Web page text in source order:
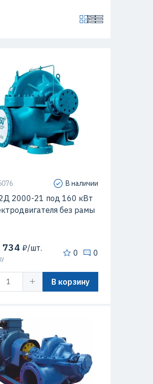
В наличии
2000-21 под 160 кВт
без рамы
734 ₽/шт. 0 0
В корзину